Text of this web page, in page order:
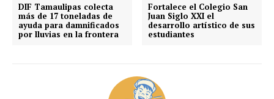
DIF Tamaulipas colecta
más de 17 toneladas de
ayuda para damnificados
por lluvias en la frontera
Fortalece el Colegio San
Juan Siglo XXI el
desarrollo artístico de sus
estudiantes